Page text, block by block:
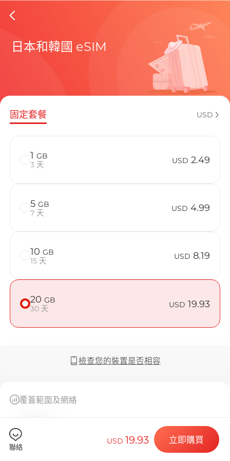
包含目前
如何享受
在
Billion
選擇您的目的
安裝您的
日本和韓國 eSIM
固定套餐 USD
1 GB
3 天
USD 2.49
5 GB
7 天
USD 4.99
10 GB
15 天
USD 8.19
20 GB
30 天
USD 19.93
檢查您的裝置是否相容
覆蓋範圍及網絡
查看全部 (2)
聯絡
USD 19.93 立即購買